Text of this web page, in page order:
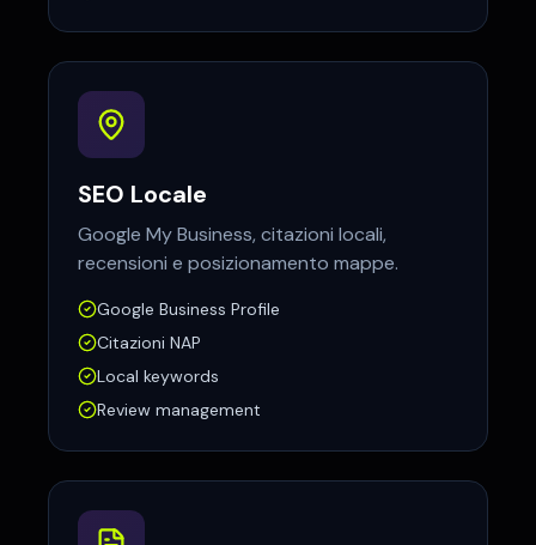
SEO Locale
Google My Business, citazioni locali,
recensioni e posizionamento mappe.
Google Business Profile
Citazioni NAP
Local keywords
Review management